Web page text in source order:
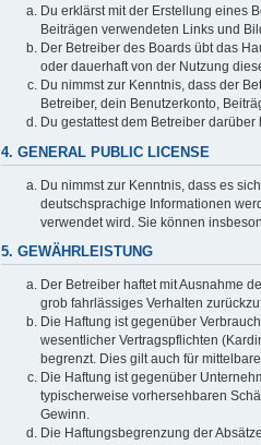
Du erklärst mit der Erstellung eines
Beiträgen verwendeten Links und
Der Betreiber des Boards übt das
oder dauerhaft von der Nutzung
Du nimmst zur Kenntnis, dass der
Betreiber, dein Benutzerkonto,
Du gestattest dem Betreiber
4. GENERAL PUBLIC LICENSE
Du nimmst zur Kenntnis, dass es
deutschsprachige Informationen
verwendet wird. Sie können
5. GEWÄHRLEISTUNG
Der Betreiber haftet mit Ausnahme
grob fahrlässiges Verhalten
Die Haftung ist gegenüber
wesentlicher Vertragspflichten
begrenzt. Dies gilt auch für
Die Haftung ist gegenüber
typischerweise vorhersehbaren
Gewinn.
Die Haftungsbegrenzung der